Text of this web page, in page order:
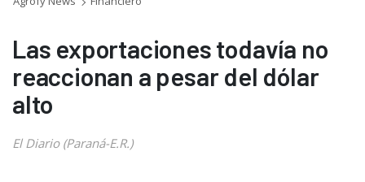
Las exportaciones todavía no
reaccionan a pesar del dólar
alto
El Diario (Paraná-E.R.)